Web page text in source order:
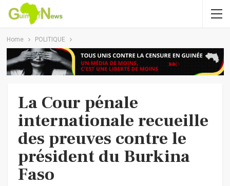
Home POLITIQUE
La Cour pénale
internationale recueille
des preuves contre le
président du Burkina
Faso